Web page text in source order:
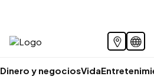
Dinero y negociosVida